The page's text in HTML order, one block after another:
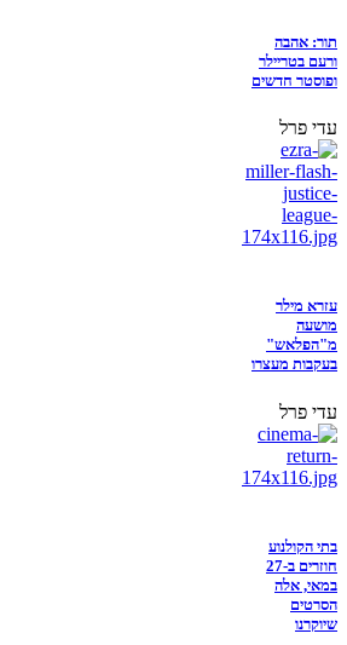
תור: אהבה
ורעם בטריילר
ופוסטר חדשים
עדי פרל
עזרא מילר
מושעה
מ"הפלאש"
בעקבות מעצרו
עדי פרל
בתי הקולנוע
חוזרים ב-27
במאי, אלה
הסרטים
שיוקרנו